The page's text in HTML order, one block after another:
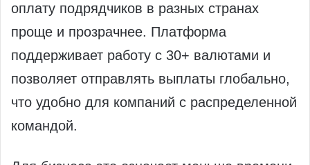
оплату подрядчиков в разных странах
проще и прозрачнее. Платформа
поддерживает работу с 30+ валютами и
позволяет отправлять выплаты глобально,
что удобно для компаний с распределенной
командой.